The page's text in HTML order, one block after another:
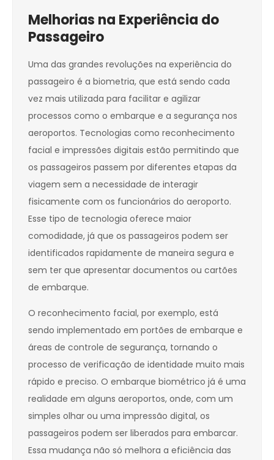
Melhorias na Experiência do
Passageiro
Uma das grandes revoluções na experiência do
passageiro é a biometria, que está sendo cada
vez mais utilizada para facilitar e agilizar
processos como o embarque e a segurança nos
aeroportos. Tecnologias como reconhecimento
facial e impressões digitais estão permitindo que
os passageiros passem por diferentes etapas da
viagem sem a necessidade de interagir
fisicamente com os funcionários do aeroporto.
Esse tipo de tecnologia oferece maior
comodidade, já que os passageiros podem ser
identificados rapidamente de maneira segura e
sem ter que apresentar documentos ou cartões
de embarque.
O reconhecimento facial, por exemplo, está
sendo implementado em portões de embarque e
áreas de controle de segurança, tornando o
processo de verificação de identidade muito mais
rápido e preciso. O embarque biométrico já é uma
realidade em alguns aeroportos, onde, com um
simples olhar ou uma impressão digital, os
passageiros podem ser liberados para embarcar.
Essa mudança não só melhora a eficiência das